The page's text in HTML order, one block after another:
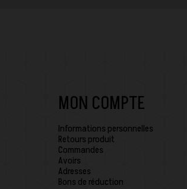
MON COMPTE
Informations personnelles
Retours produit
Commandes
Avoirs
Adresses
Bons de réduction